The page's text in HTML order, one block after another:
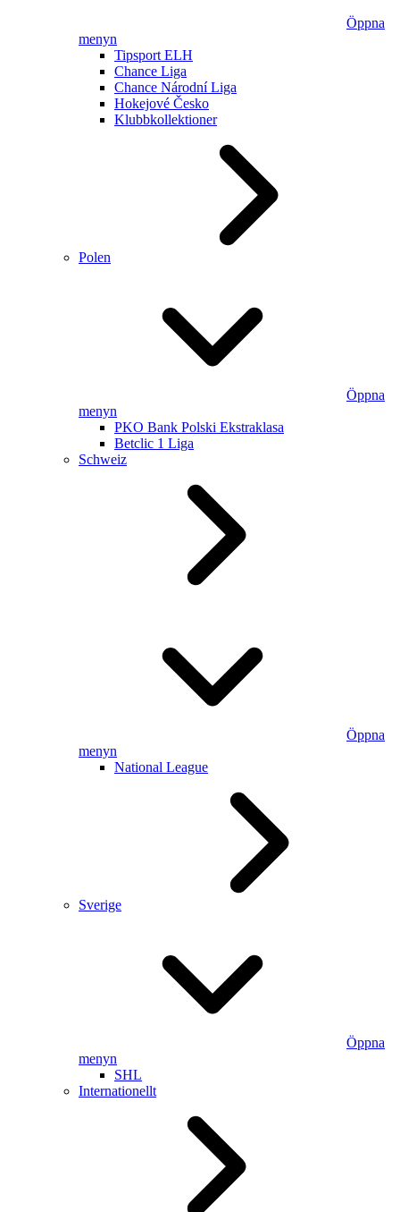
Öppna
menyn
Tipsport ELH
Chance Liga
Chance Národní Liga
Hokejové Česko
Klubbkollektioner
Polen
Öppna
menyn
PKO Bank Polski Ekstraklasa
Betclic 1 Liga
Schweiz
Öppna
menyn
National League
Sverige
Öppna
menyn
SHL
Internationellt